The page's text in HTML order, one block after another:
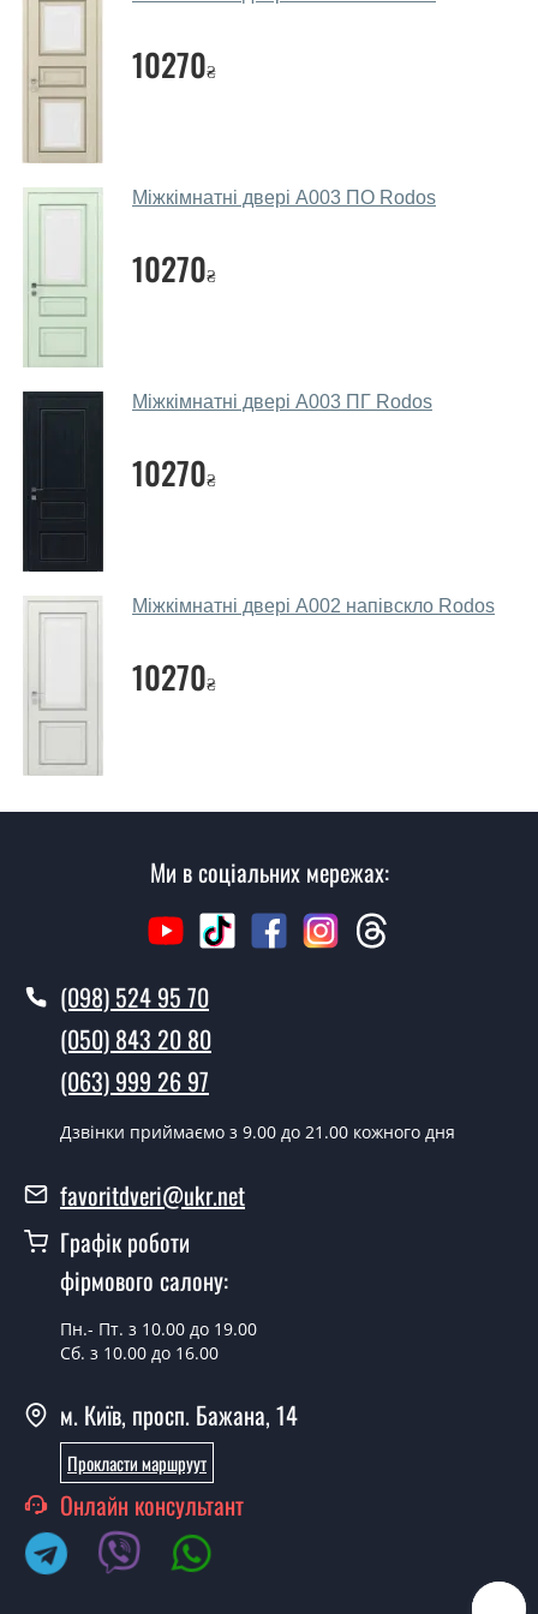
дверей.
Чи допомагаєте ви вибрати дверні
полотна?
месенджери, онлайн-чат або безпосередньо в нашому
салоні-магазині.
ваших міжкімнатних дверей?
Каркас полотна міжкімнатних дверей виготовляється з
євробрусу (власного сушіння), що покривається МДФ
накладками товщиною 20 мм. Завдяки такій товщині
МДФ, вся конструкція виходить дуже міцною та
Які дверні полотна порадите?
параметрів, бюджету та інших факторів. Підбір
дверних полотен проводиться індивідуально для
кожного відвідувача.
Так, робимо. Наші фахівці можуть зробити замір та
консультацію на виїзді. Кожен співробітник має з
консультації Ви можете оформити заявку, не
Ви робите установку дверних
Так робимо. Монтаж дверних полотен проводиться
згідно з чергою, у всі дні крім неділі.
Скільки коштує встановлення дверей
Berta G дуб?
грн.
Можна на сьогодні викликати
замірника?
У вас є в наявності готові дверні
Так, ми маємо великий асортимент готових дверних
полотен.
Ви робите нестандартні міжкімнатні
10270₴
Міжкімнатні двері A003 ПО Rodos
10270₴
Міжкімнатні двері A003 ПГ Rodos
10270₴
Міжкімнатні двері A002 напівскло Rodos
10270₴
Ми в соціальних мережах:
(098) 524 95 70
(050) 843 20 80
(063) 999 26 97
Дзвінки приймаємо з 9.00 до 21.00 кожного дня
favoritdveri@ukr.net
Графік роботи
фірмового салону:
Пн.- Пт. з 10.00 до 19.00
Сб. з 10.00 до 16.00
м. Київ, просп. Бажана, 14
Прокласти маршруут
Онлайн консультант